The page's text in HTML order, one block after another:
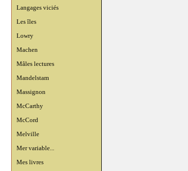
Langages viciés
Les îles
Lowry
Machen
Mâles lectures
Mandelstam
Massignon
McCarthy
McCord
Melville
Mer variable...
Mes livres